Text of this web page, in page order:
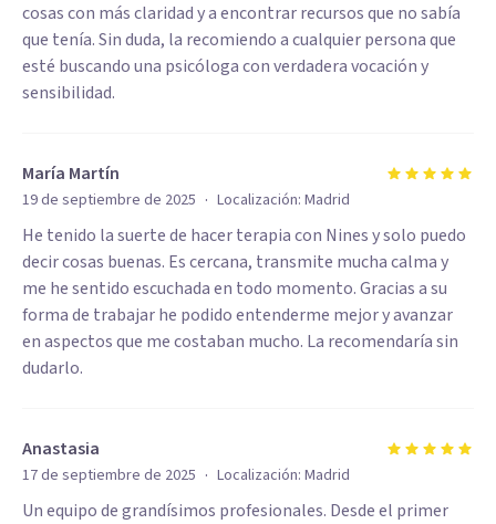
cosas con más claridad y a encontrar recursos que no sabía
que tenía. Sin duda, la recomiendo a cualquier persona que
esté buscando una psicóloga con verdadera vocación y
sensibilidad.
María Martín
19 de septiembre de 2025 · Localización: Madrid
He tenido la suerte de hacer terapia con Nines y solo puedo
decir cosas buenas. Es cercana, transmite mucha calma y
me he sentido escuchada en todo momento. Gracias a su
forma de trabajar he podido entenderme mejor y avanzar
en aspectos que me costaban mucho. La recomendaría sin
dudarlo.
Anastasia
17 de septiembre de 2025 · Localización: Madrid
Un equipo de grandísimos profesionales. Desde el primer